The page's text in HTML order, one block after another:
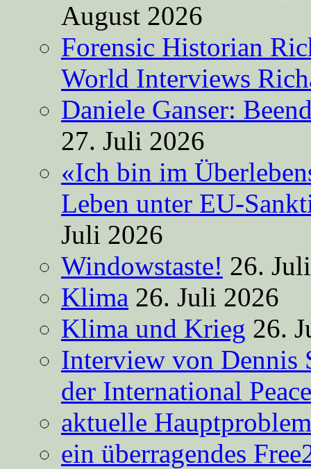
August 2026
Forensic Historian
World Interviews
Daniele Ganser:
27. Juli 2026
«Ich bin im
Leben unter EU-
Juli 2026
Windowstaste! 26.
Klima 26. Juli 2026
Klima und Krieg 26.
Interview von Dennis
der International
aktuelle
ein überragendes